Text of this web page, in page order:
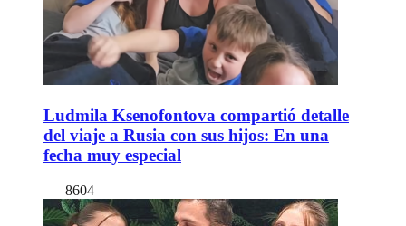
Ludmila Ksenofontova compartió detalle
del viaje a Rusia con sus hijos: En una
fecha muy especial
8604